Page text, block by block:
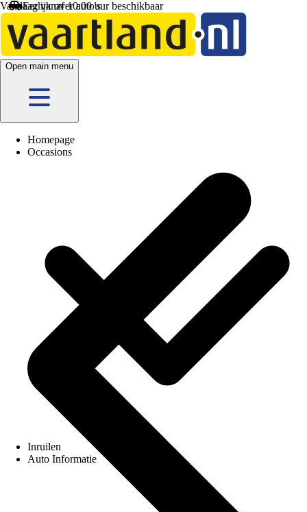
Vandaag vanaf 10:00 uur beschikbaar
Open main menu
Homepage
Occasions
Inruilen
Auto Informatie